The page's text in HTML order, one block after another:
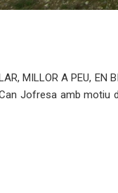
MILLOR A PEU,
Jofresa amb motiu